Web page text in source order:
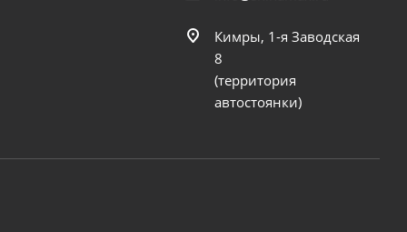
Кимры, 1-я Заводская
8
(территория
автостоянки)